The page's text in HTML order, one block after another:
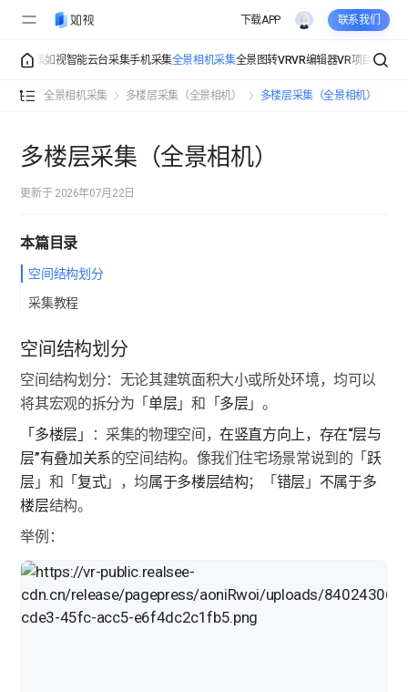
下载APP 联系我们
加莱采集如视智能云台采集手机采集全景相机采集全景图转VRVR编辑器VR项目管理
全景相机采集 多楼层采集（全景相机） 多楼层采集（全景相机）
全景相机采集介绍
安装与连接（全景相机）
倒计时采集
采集模式
曝光功能
空间自动清理
常规采集（全景相机）
多楼层采集（全景相机）
多楼层采集（全景相机）
楼层管理（全景相机）
全景相机常见问题
如视VR app适配的全景相机有哪些？
如何安装全景相机？
设备连接失败如何解决？
如何合理规划采集路径？
多楼层采集（全景相机）
更新于 2026年07月22日
本篇目录
空间结构划分
采集教程
空间结构划分
空间结构划分：无论其建筑面积大小或所处环境，均可以
将其宏观的拆分为「单层 」和「 多层 」。
「多楼层」
：采集的物理空间，在竖直方向上，存在“层与
层”有叠加关系的空间结构。像我们住宅场景常说到的「 跃
层 」和「 复式」，均属于多楼层结构；「 错层 」 不属于多
楼层结构。
举例：